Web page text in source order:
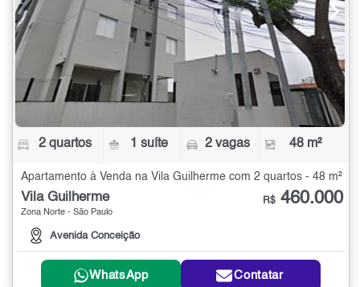
2 quartos 1 suíte 2 vagas 48 m²
Apartamento à Venda na Vila Guilherme com 2 quartos - 48 m²
Vila Guilherme
Zona Norte - São Paulo
Avenida Conceição
R$ 460.000
WhatsApp Contatar